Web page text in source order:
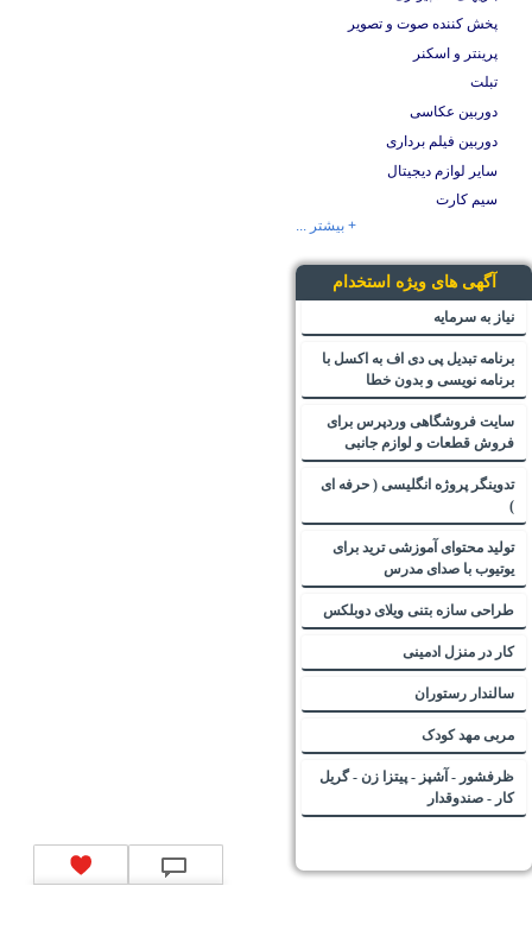
پخش کننده صوت و تصویر
پرینتر و اسکنر
تبلت
دوربین عکاسی
دوربین فیلم برداری
سایر لوازم دیجیتال
سیم کارت
+ بیشتر ...
آگهی های ویژه استخدام
نیاز به سرمایه
برنامه تبدیل پی دی اف به اکسل با
برنامه نویسی و بدون خطا
سایت فروشگاهی وردپرس برای
فروش قطعات و لوازم جانبی
تدوینگر پروژه انگلیسی ( حرفه ای
)
تولید محتوای آموزشی ترید برای
یوتیوب با صدای مدرس
طراحی سازه بتنی ویلای دوبلکس
کار در منزل ادمینی
سالندار رستوران
مربی مهد کودک
ظرفشور - آشپز - پیتزا زن - گریل
کار - صندوقدار